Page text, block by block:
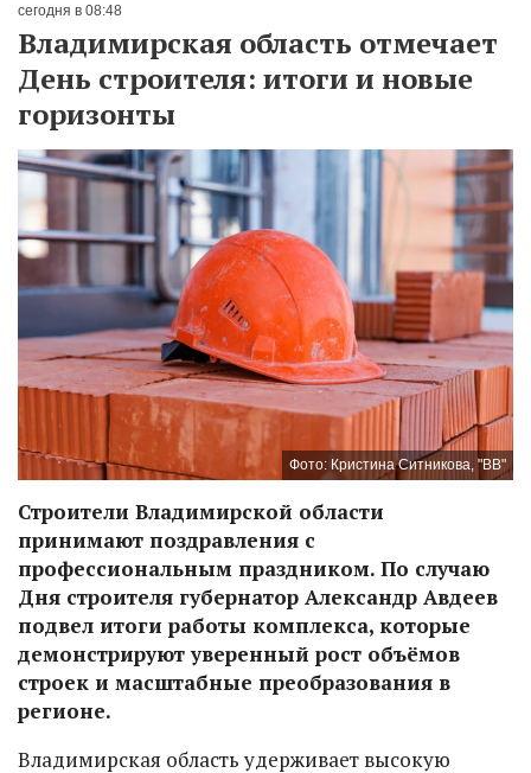
сегодня в 08:48
Владимирская область отмечает
День строителя: итоги и новые
горизонты
Фото: Кристина Ситникова, "ВВ"
Строители Владимирской области
принимают поздравления с
профессиональным праздником. По случаю
Дня строителя губернатор Александр Авдеев
подвел итоги работы комплекса, которые
демонстрируют уверенный рост объёмов
строек и масштабные преобразования в
регионе.
Владимирская область удерживает высокую